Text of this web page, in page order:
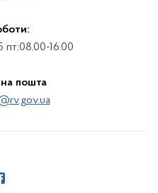
пт:08.00-16.00
пошта